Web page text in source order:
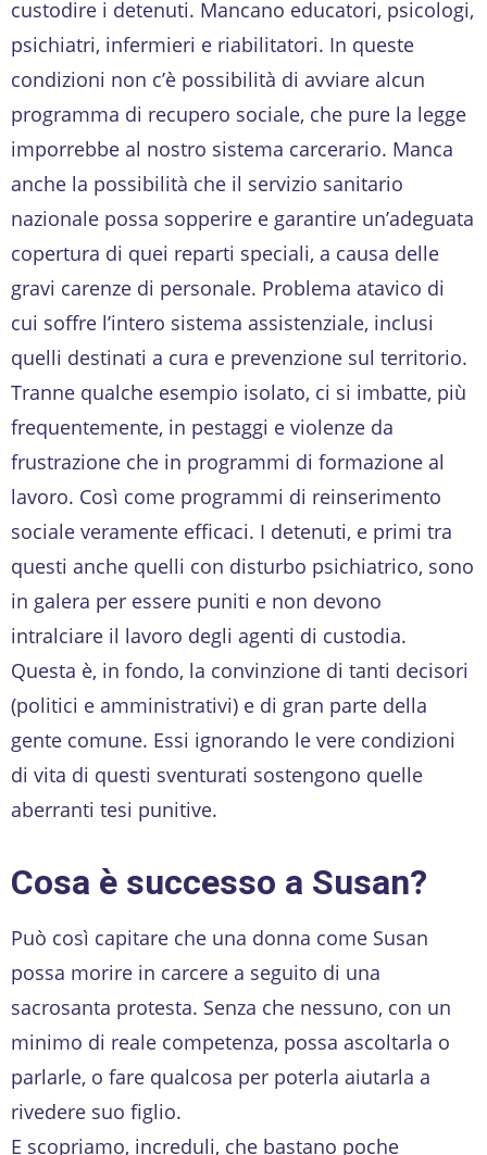
custodire i detenuti. Mancano educatori, psicologi,
psichiatri, infermieri e riabilitatori. In queste
condizioni non c’è possibilità di avviare alcun
programma di recupero sociale, che pure la legge
imporrebbe al nostro sistema carcerario. Manca
anche la possibilità che il servizio sanitario
nazionale possa sopperire e garantire un’adeguata
copertura di quei reparti speciali, a causa delle
gravi carenze di personale. Problema atavico di
cui soffre l’intero sistema assistenziale, inclusi
quelli destinati a cura e prevenzione sul territorio.
Tranne qualche esempio isolato, ci si imbatte, più
frequentemente, in pestaggi e violenze da
frustrazione che in programmi di formazione al
lavoro. Così come programmi di reinserimento
sociale veramente efficaci. I detenuti, e primi tra
questi anche quelli con disturbo psichiatrico, sono
in galera per essere puniti e non devono
intralciare il lavoro degli agenti di custodia.
Questa è, in fondo, la convinzione di tanti decisori
(politici e amministrativi) e di gran parte della
gente comune. Essi ignorando le vere condizioni
di vita di questi sventurati sostengono quelle
aberranti tesi punitive.
Cosa è successo a Susan?
Può così capitare che una donna come Susan
possa morire in carcere a seguito di una
sacrosanta protesta. Senza che nessuno, con un
minimo di reale competenza, possa ascoltarla o
parlarle, o fare qualcosa per poterla aiutarla a
rivedere suo figlio.
E scopriamo, increduli, che bastano poche